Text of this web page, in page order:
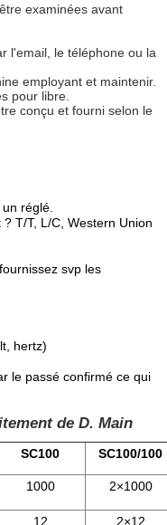
examinées avant
l'email, le téléphone ou la
employant et maintenir.
pour libre.
conçu et fourni selon le
réglé.
T/T, L/C, Western Union
svp les
hertz)
le passé confirmé ce qui
de D. Main
SC100 SC100/100
1000 2×1000
12 2×12